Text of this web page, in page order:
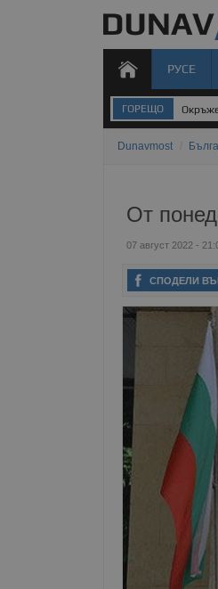
РУСЕ
ГОРЕЩО
Dunavmost
От
07 август 2022 -
СПОДЕЛИ